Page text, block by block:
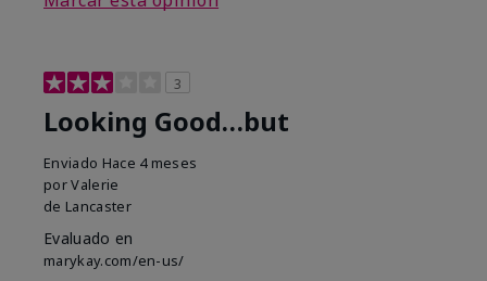
3
Looking Good…but
Enviado Hace 4 meses
porValerie
de Lancaster
Evaluado en
marykay.com/en-us/